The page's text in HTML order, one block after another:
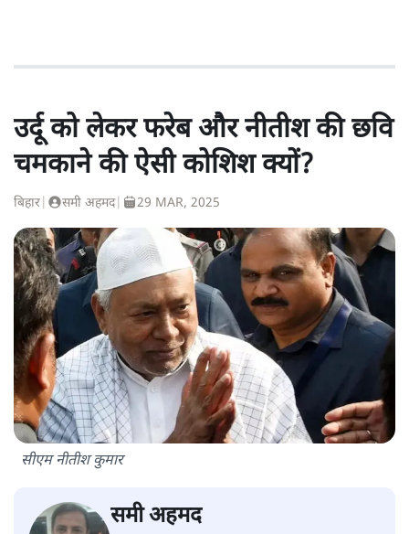
उर्दू को लेकर फरेब और नीतीश की छवि
चमकाने की ऐसी कोशिश क्यों?
बिहार समी अहमद| 29 MAR, 2025
सीएम नीतीश कुमार
समी अहमद